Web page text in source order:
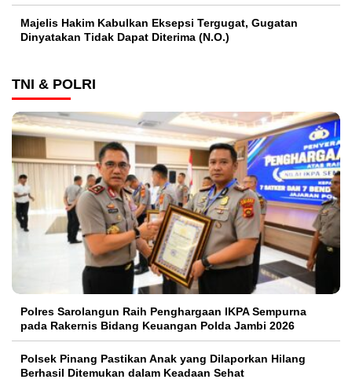
Majelis Hakim Kabulkan Eksepsi Tergugat, Gugatan
Dinyatakan Tidak Dapat Diterima (N.O.)
TNI & POLRI
Polres Sarolangun Raih Penghargaan IKPA Sempurna
pada Rakernis Bidang Keuangan Polda Jambi 2026
Polsek Pinang Pastikan Anak yang Dilaporkan Hilang
Berhasil Ditemukan dalam Keadaan Sehat